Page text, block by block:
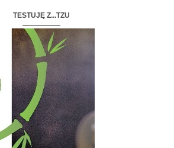
TESTUJĘ Z...TZU